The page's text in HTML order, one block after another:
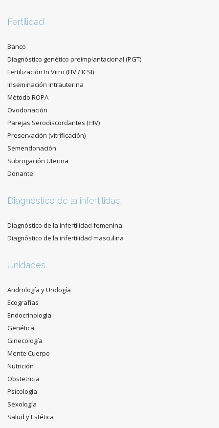
Fertilidad
Banco
Diagnóstico genético preimplantacional (PGT)
Fertilización In Vitro (FIV / ICSI)
Inseminación Intrauterina
Método ROPA
Ovodonación
Parejas Serodiscordantes (HIV)
Preservación (vitrificación)
Semendonación
Subrogación Uterina
Donante
Diagnóstico de la infertilidad
Diagnóstico de la infertilidad femenina
Diagnóstico de la infertilidad masculina
Unidades
Andrología y Urología
Ecografías
Endocrinología
Genética
Ginecología
Mente Cuerpo
Nutrición
Obstetricia
Psicología
Sexología
Salud y Estética